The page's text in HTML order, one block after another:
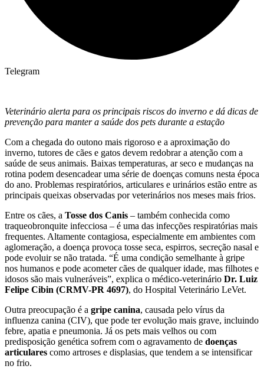
Telegram
Veterinário alerta para os principais riscos do inverno e dá dicas de
prevenção para manter a saúde dos pets durante a estação
Com a chegada do outono mais rigoroso e a aproximação do
inverno, tutores de cães e gatos devem redobrar a atenção com a
saúde de seus animais. Baixas temperaturas, ar seco e mudanças na
rotina podem desencadear uma série de doenças comuns nesta época
do ano. Problemas respiratórios, articulares e urinários estão entre as
principais queixas observadas por veterinários nos meses mais frios.
Entre os cães, a Tosse dos Canis – também conhecida como
traqueobronquite infecciosa – é uma das infecções respiratórias mais
frequentes. Altamente contagiosa, especialmente em ambientes com
aglomeração, a doença provoca tosse seca, espirros, secreção nasal e
pode evoluir se não tratada. “É uma condição semelhante à gripe
nos humanos e pode acometer cães de qualquer idade, mas filhotes e
idosos são mais vulneráveis”, explica o médico-veterinário Dr. Luiz
Felipe Cibin (CRMV-PR 4697), do Hospital Veterinário LeVet.
Outra preocupação é a gripe canina, causada pelo vírus da
influenza canina (CIV), que pode ter evolução mais grave, incluindo
febre, apatia e pneumonia. Já os pets mais velhos ou com
predisposição genética sofrem com o agravamento de doenças
articulares como artroses e displasias, que tendem a se intensificar
no frio.